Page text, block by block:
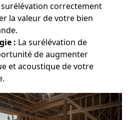
surélévation correctement
la valeur de votre bien
: La surélévation de
de augmenter
et acoustique de votre